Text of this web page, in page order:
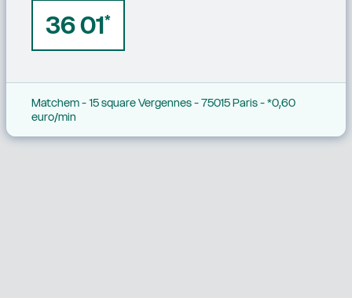
36 01*
Matchem - 15 square Vergennes - 75015 Paris - *0,60
euro/min